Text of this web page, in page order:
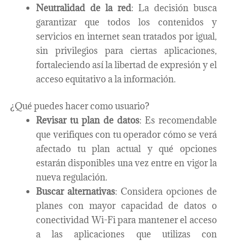
Neutralidad de la red: La decisión busca
garantizar que todos los contenidos y
servicios en internet sean tratados por igual,
sin privilegios para ciertas aplicaciones,
fortaleciendo así la libertad de expresión y el
acceso equitativo a la información.
¿Qué puedes hacer como usuario?
Revisar tu plan de datos: Es recomendable
que verifiques con tu operador cómo se verá
afectado tu plan actual y qué opciones
estarán disponibles una vez entre en vigor la
nueva regulación.
Buscar alternativas: Considera opciones de
planes con mayor capacidad de datos o
conectividad Wi-Fi para mantener el acceso
a las aplicaciones que utilizas con